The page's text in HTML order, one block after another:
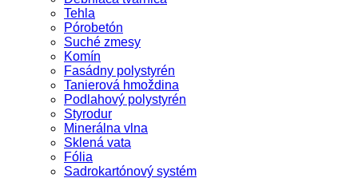
Tehla
Pórobetón
Suché zmesy
Komín
Fasádny polystyrén
Tanierová hmoždina
Podlahový polystyrén
Styrodur
Minerálna vlna
Sklená vata
Fólia
Sadrokartónový systém